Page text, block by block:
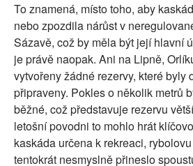
To znamená, místo toho, aby
nebo zpozdila nárůst v
Sázavě, což by měla být její hlavní
je právě naopak. Ani na Lipně,
vytvořeny žádné rezervy, které byly
připraveny. Pokles o několik metrů
běžné, což představuje rezervu
letošní povodni to mohlo hrát
kaskáda určena k rekreaci,
tentokrát nesmyslně přineslo